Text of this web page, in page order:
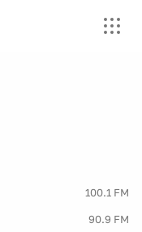
100.1 FM
90.9 FM